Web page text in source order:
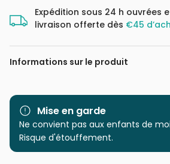
Expédition sous 24 h ouvrées
livraison offerte dès €45
Informations sur le produit
Marque
Educa :
Catégorie
Mise en garde
Ne convient pas aux enfants de
Risque d'étouffement.